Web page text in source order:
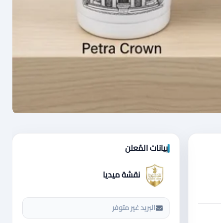
بيانات المُعلن
نقشة ميديا
البريد غير متوفر